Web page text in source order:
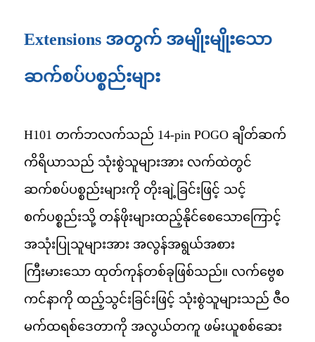
Extensions အတွက် အမျိုးမျိုးသော
ဆက်စပ်ပစ္စည်းများ
H101 တက်ဘလက်သည် 14-pin POGO ချိတ်ဆက်
ကိရိယာသည် သုံးစွဲသူများအား လက်ထဲတွင်
ဆက်စပ်ပစ္စည်းများကို တိုးချဲ့ခြင်းဖြင့် သင့်
စက်ပစ္စည်းသို့ တန်ဖိုးများထည့်နိုင်စေသောကြောင့်
အသုံးပြုသူများအား အလွန်အရွယ်အစား
ကြီးမားသော ထုတ်ကုန်တစ်ခုဖြစ်သည်။ လက်ဗွေစ
ကင်နာကို ထည့်သွင်းခြင်းဖြင့် သုံးစွဲသူများသည် ဇီဝ
မက်ထရစ်ဒေတာကို အလွယ်တကူ ဖမ်းယူစစ်ဆေး